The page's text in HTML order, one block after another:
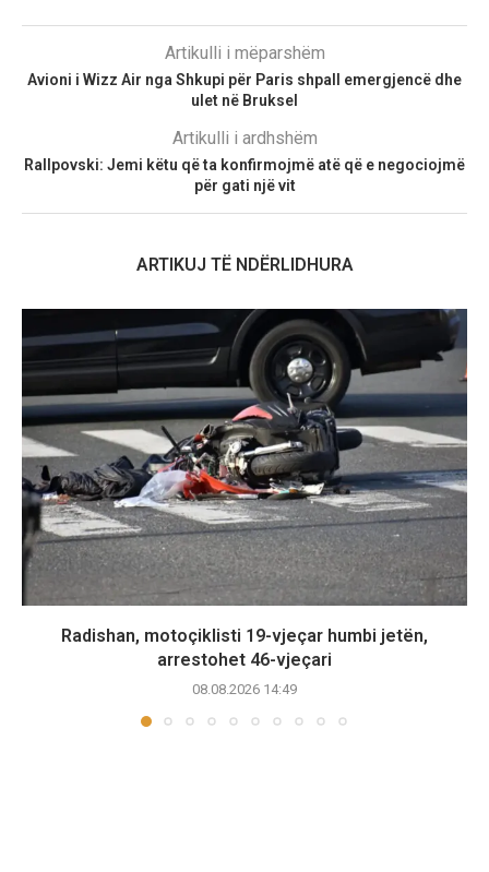
Artikulli i mëparshëm
Avioni i Wizz Air nga Shkupi për Paris shpall emergjencë dhe
ulet në Bruksel
Artikulli i ardhshëm
Rallpovski: Jemi këtu që ta konfirmojmë atë që e negociojmë
për gati një vit
ARTIKUJ TË NDËRLIDHURA
Radishan, motoçiklisti 19-vjeçar humbi jetën,
arrestohet 46-vjeçari
08.08.2026 14:49